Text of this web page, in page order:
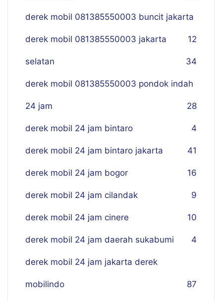
derek mobil 081385550003 buncit jakarta
12
derek mobil 081385550003 jakarta
selatan 34
derek mobil 081385550003 pondok indah
24 jam 28
derek mobil 24 jam bintaro 4
derek mobil 24 jam bintaro jakarta 41
derek mobil 24 jam bogor 16
derek mobil 24 jam cilandak 9
derek mobil 24 jam cinere 10
derek mobil 24 jam daerah sukabumi 4
derek mobil 24 jam jakarta derek
mobilindo 87